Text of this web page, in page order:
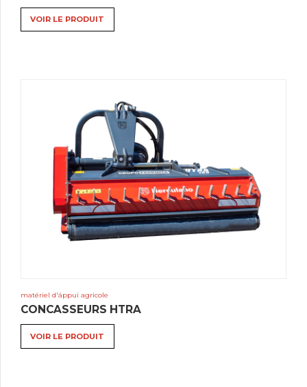
VOIR LE PRODUIT
matériel d'áppui agricole
CONCASSEURS HTRA
VOIR LE PRODUIT